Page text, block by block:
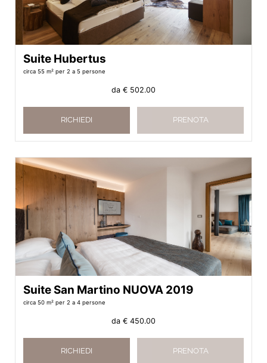
Suite Hubertus
circa 55 m² per 2 a 5 persone
da € 502.00
RICHIEDI PRENOTA
Suite San Martino NUOVA 2019
circa 50 m² per 2 a 4 persone
da € 450.00
RICHIEDI PRENOTA